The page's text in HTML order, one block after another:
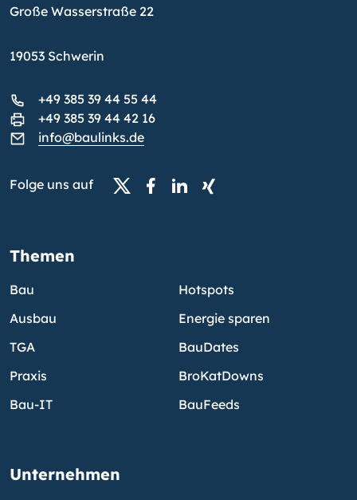
Große Wasserstraße 22
19053 Schwerin
+49 385 39 44 55 44
+49 385 39 44 42 16
info@baulinks.de
Folge uns auf
Themen
Bau
Ausbau
TGA
Praxis
Bau-IT
Hotspots
Energie sparen
BauDates
BroKatDowns
BauFeeds
Unternehmen